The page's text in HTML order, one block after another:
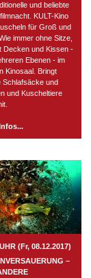
und beliebte
KULT-Kino
für Groß und
immer ohne Sitze,
Decken und Kissen -
Ebenen - im
Kinosaal. Bringt
Schlafsäcke und
und Kuscheltiere
(Fr, 08.12.2017)
–